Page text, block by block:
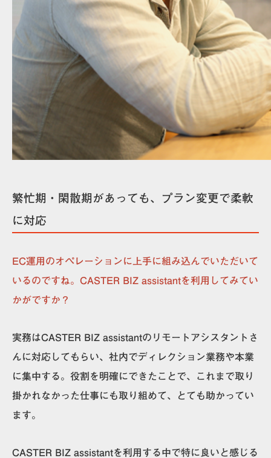
繁忙期・閑散期があっても、プラン変更で柔軟
に対応
EC運用のオペレーションに上手に組み込んでいただいて
いるのですね。CASTER BIZ assistantを利用してみてい
かがですか？
実務はCASTER BIZ assistantのリモートアシスタントさ
んに対応してもらい、社内でディレクション業務や本業
に集中する。役割を明確にできたことで、これまで取り
掛かれなかった仕事にも取り組めて、とても助かってい
ます。
CASTER BIZ assistantを利用する中で特に良いと感じる